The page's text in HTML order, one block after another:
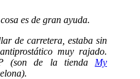
es de gran ayuda.
de carretera, estaba sin
muy rajado.
(son de la tienda My